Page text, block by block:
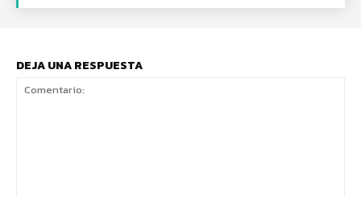
DEJA UNA RESPUESTA